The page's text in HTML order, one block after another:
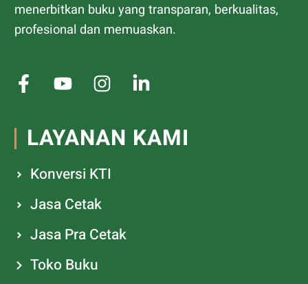
menerbitkan buku yang transparan, berkualitas,
profesional dan memuaskan.
LAYANAN KAMI
Konversi KTI
Jasa Cetak
Jasa Pra Cetak
Toko Buku